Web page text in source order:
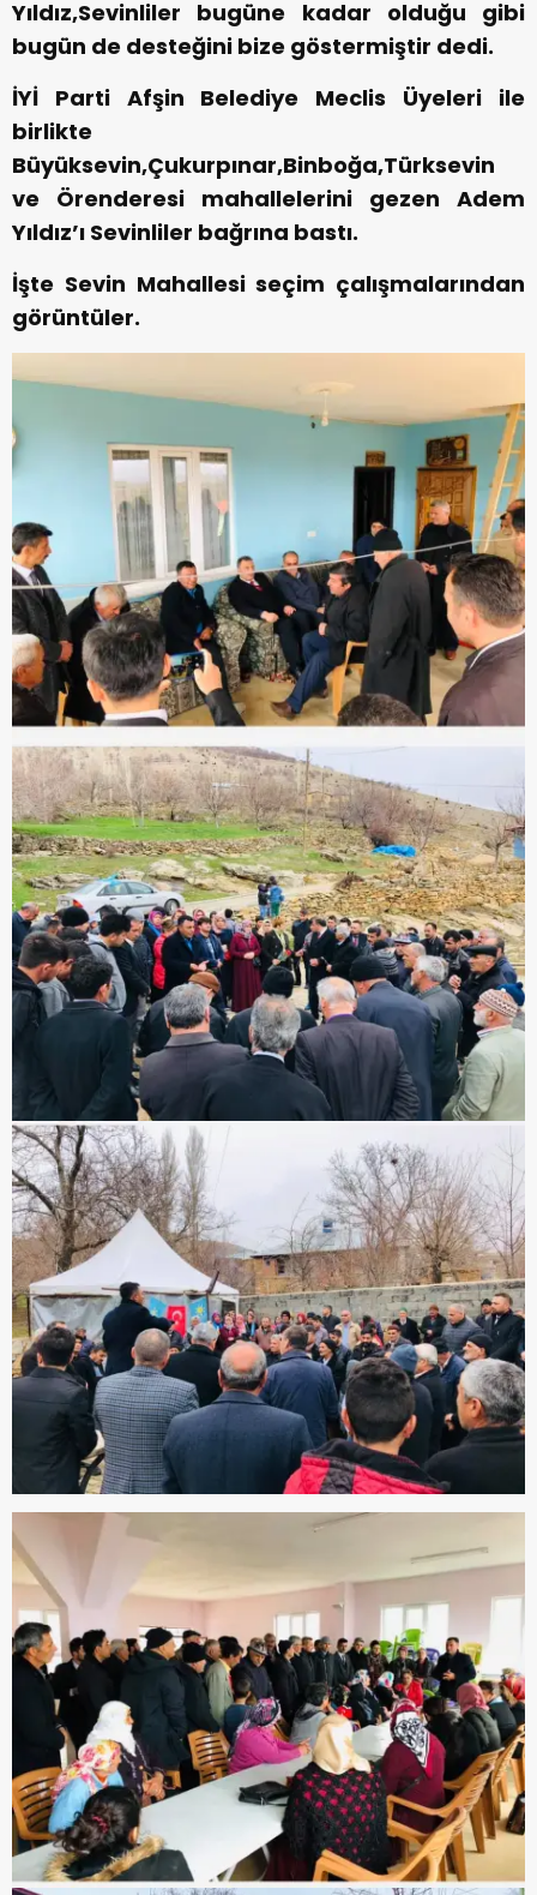
Yıldız,Sevinliler bugüne kadar olduğu gibi
bugün de desteğini bize göstermiştir dedi.
İYİ Parti Afşin Belediye Meclis Üyeleri ile
birlikte
Büyüksevin,Çukurpınar,Binboğa,Türksevin
ve Örenderesi mahallelerini gezen Adem
Yıldız’ı Sevinliler bağrına bastı.
İşte Sevin Mahallesi seçim çalışmalarından
görüntüler.